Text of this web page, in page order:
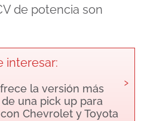
de potencia son
interesar:
la versión más
una pick up para
Chevrolet y Toyota
›